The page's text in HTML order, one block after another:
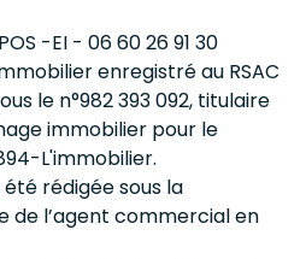
-EI - 06 60 26 91 30
enregistré au RSAC
le n°982 393 092, titulaire
immobilier pour le
L'immobilier.
rédigée sous la
de l’agent commercial en